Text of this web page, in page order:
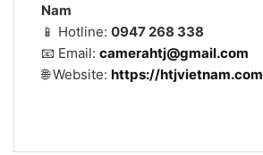
Nam
📱 Hotline: 0947 268 338
📧 Email: camerahtj@gmail.com
🌐 Website: https://htjvietnam.com